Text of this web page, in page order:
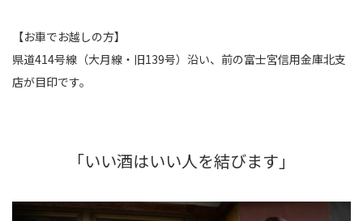
【お車でお越しの方】
県道414号線（大月線・旧139号）沿い、前の富士宮信用金庫北支
店が目印です。
「いい酒はいい人を結びます」